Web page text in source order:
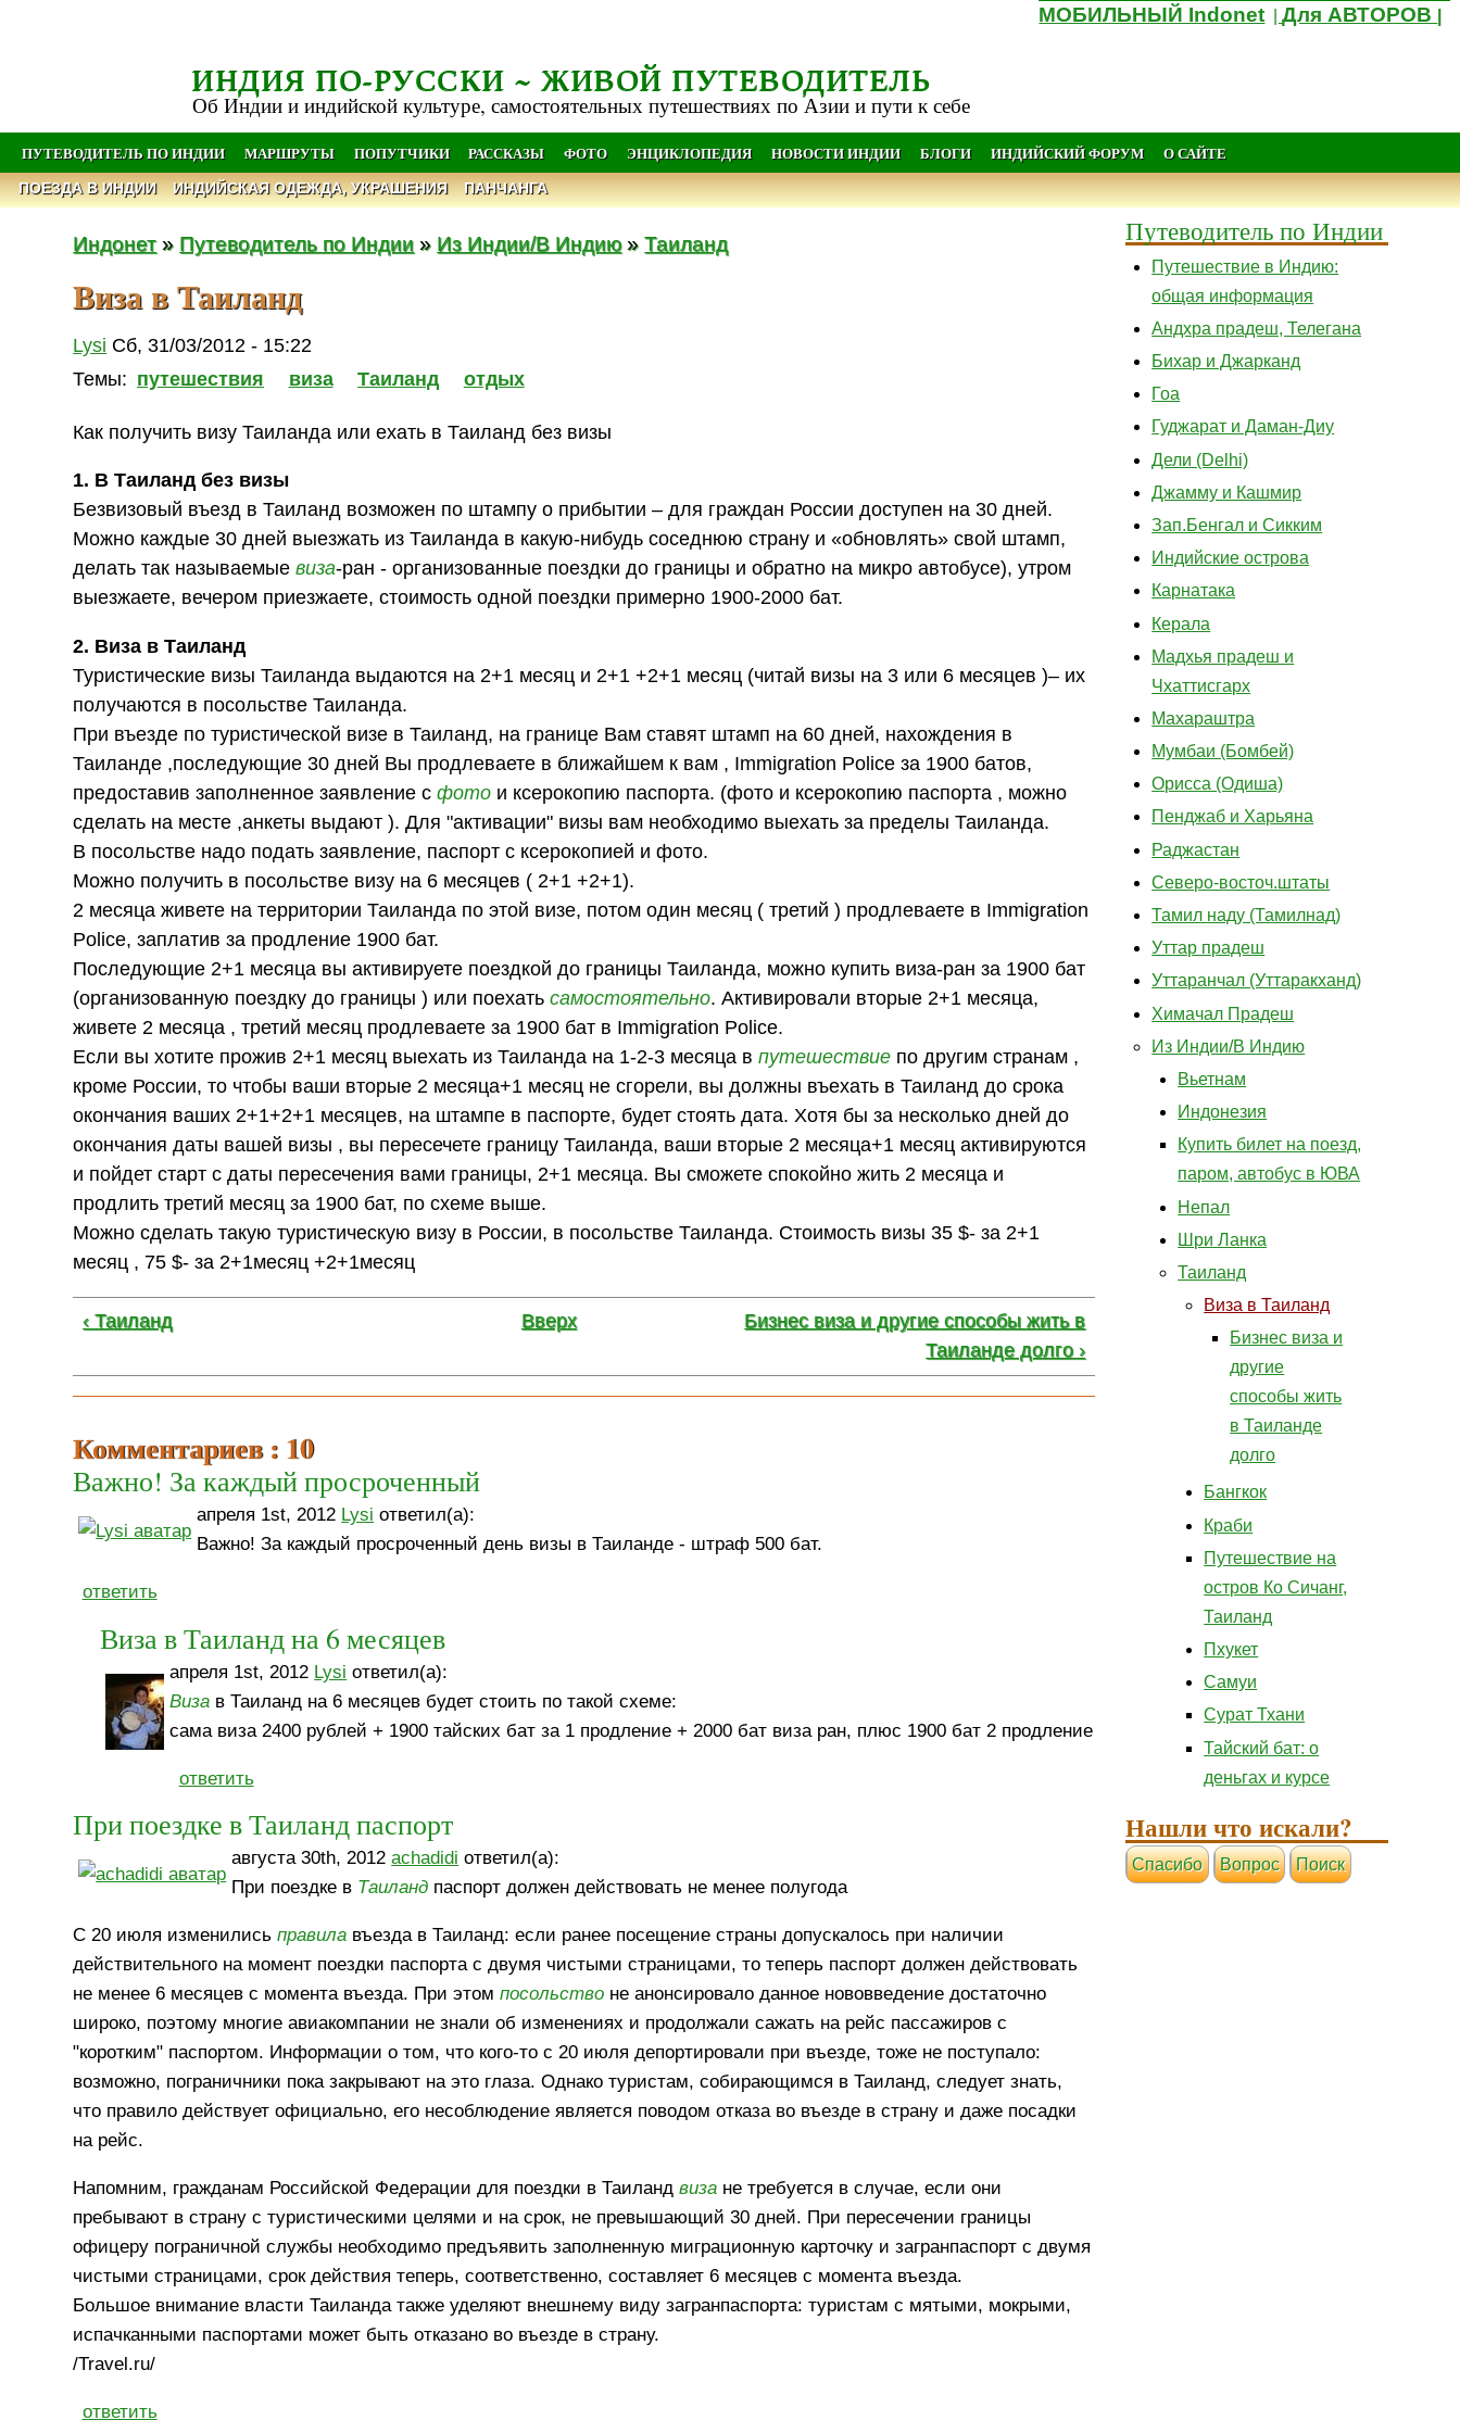
МОБИЛЬНЫЙ Indonet |Для АВТОРОВ
ИНДИЯ ПО-РУССКИ ~ ЖИВОЙ ПУТЕВОДИТЕЛЬ
Об Индии и индийской культуре, самостоятельных путешествиях по Азии и пути к себе
ПУТЕВОДИТЕЛЬ ПО ИНДИИ МАРШРУТЫ ПОПУТЧИКИ РАССКАЗЫ ФОТО ЭНЦИКЛОПЕДИЯ НОВОСТИ ИНДИИ БЛОГИ ИНДИЙСКИЙ ФОРУМ О САЙТЕ
ПОЕЗДА В ИНДИИ ИНДИЙСКАЯ ОДЕЖДА, УКРАШЕНИЯ ПАНЧАНГА
Индонет» Путеводитель по Индии » Из Индии/В Индию»Таиланд
Виза в Таиланд
Lysi Сб, 31/03/2012 - 15:22
Темы: путешествия виза Таиланд отдых
Как получить визу Таиланда или ехать в Таиланд без визы
1. В Таиланд без визы
Безвизовый въезд в Таиланд возможен по штампу о прибытии – для граждан России доступен на 30 дней.
Можно каждые 30 дней выезжать из Таиланда в какую-нибудь соседнюю страну и «обновлять» свой штамп,
делать так называемыевиза-ран - организованные поездки до границы и обратно на микро автобусе), утром
выезжаете, вечером приезжаете, стоимость одной поездки примерно 1900-2000 бат.
2. Виза в Таиланд
Туристические визы Таиланда выдаются на 2+1 месяц и 2+1 +2+1 месяц (читай визы на 3 или 6 месяцев )– их
получаются в посольстве Таиланда.
При въезде по туристической визе в Таиланд, на границе Вам ставят штамп на 60 дней, нахождения в
Таиланде ,последующие 30 дней Вы продлеваете в ближайшем к вам , Immigration Police за 1900 батов,
предоставив заполненное заявление сфото и ксерокопию паспорта. (фото и ксерокопию паспорта , можно
сделать на месте ,анкеты выдают ). Для "активации" визы вам необходимо выехать за пределы Таиланда.
В посольстве надо подать заявление, паспорт с ксерокопией и фото.
Можно получить в посольстве визу на 6 месяцев ( 2+1 +2+1).
2 месяца живете на территории Таиланда по этой визе, потом один месяц ( третий ) продлеваете в Immigration
Police, заплатив за продление 1900 бат.
Последующие 2+1 месяца вы активируете поездкой до границы Таиланда, можно купить виза-ран за 1900 бат
(организованную поездку до границы ) или поехатьсамостоятельно. Активировали вторые 2+1 месяца,
живете 2 месяца , третий месяц продлеваете за 1900 бат в Immigration Police.
Если вы хотите прожив 2+1 месяц выехать из Таиланда на 1-2-3 месяца впутешествие по другим странам ,
кроме России, то чтобы ваши вторые 2 месяца+1 месяц не сгорели, вы должны въехать в Таиланд до срока
окончания ваших 2+1+2+1 месяцев, на штампе в паспорте, будет стоять дата. Хотя бы за несколько дней до
окончания даты вашей визы , вы пересечете границу Таиланда, ваши вторые 2 месяца+1 месяц активируются
и пойдет старт с даты пересечения вами границы, 2+1 месяца. Вы сможете спокойно жить 2 месяца и
продлить третий месяц за 1900 бат, по схеме выше.
Можно сделать такую туристическую визу в России, в посольстве Таиланда. Стоимость визы 35 $- за 2+1
месяц , 75 $- за 2+1месяц +2+1месяц
‹ Таиланд Вверх
Бизнес виза и другие способы жить в
Таиланде долго ›
Комментариев : 10
Важно! За каждый просроченный
апреля 1st, 2012 Lysi ответил(а):
Важно! За каждый просроченный день визы в Таиланде - штраф 500 бат.
ответить
Виза в Таиланд на 6 месяцев
апреля 1st, 2012 Lysi ответил(а):
Виза в Таиланд на 6 месяцев будет стоить по такой схеме:
сама виза 2400 рублей + 1900 тайских бат за 1 продление + 2000 бат виза ран, плюс 1900 бат 2 продление
ответить
При поездке в Таиланд паспорт
августа 30th, 2012achadidi ответил(а):
При поездке в Таиланд паспорт должен действовать не менее полугода
С 20 июля изменилисьправила въезда в Таиланд: если ранее посещение страны допускалось при наличии
действительного на момент поездки паспорта с двумя чистыми страницами, то теперь паспорт должен действовать
не менее 6 месяцев с момента въезда. При этомпосольство не анонсировало данное нововведение достаточно
широко, поэтому многие авиакомпании не знали об изменениях и продолжали сажать на рейс пассажиров с
"коротким" паспортом. Информации о том, что кого-то с 20 июля депортировали при въезде, тоже не поступало:
возможно, пограничники пока закрывают на это глаза. Однако туристам, собирающимся в Таиланд, следует знать,
что правило действует официально, его несоблюдение является поводом отказа во въезде в страну и даже посадки
на рейс.
Напомним, гражданам Российской Федерации для поездки в Таиландвиза не требуется в случае, если они
пребывают в страну с туристическими целями и на срок, не превышающий 30 дней. При пересечении границы
офицеру пограничной службы необходимо предъявить заполненную миграционную карточку и загранпаспорт с двумя
чистыми страницами, срок действия теперь, соответственно, составляет 6 месяцев с момента въезда.
Большое внимание власти Таиланда также уделяют внешнему виду загранпаспорта: туристам с мятыми, мокрыми,
испачканными паспортами может быть отказано во въезде в страну.
/Travel.ru/
ответить
Путеводитель по Индии
Путешествие в Индию:
общая информация
Андхра прадеш, Телегана
Бихар и Джарканд
Гоа
Гуджарат и Даман-Диу
Дели (Delhi)
Джамму и Кашмир
Зап.Бенгал и Сикким
Индийские острова
Карнатака
Керала
Мадхья прадеш и
Чхаттисгарх
Махараштра
Мумбаи (Бомбей)
Орисса (Одиша)
Пенджаб и Харьяна
Раджастан
Северо-восточ.штаты
Тамил наду (Тамилнад)
Уттар прадеш
Уттаранчал (Уттаракханд)
Химачал Прадеш
Из Индии/В Индию
Вьетнам
Индонезия
Купить билет на поезд,
паром, автобус в ЮВА
Непал
Шри Ланка
Таиланд
Виза в Таиланд
Бизнес виза и
другие
способы жить
в Таиланде
долго
Бангкок
Краби
Путешествие на
остров Ко Сичанг,
Таиланд
Пхукет
Самуи
Сурат Тхани
Тайский бат: о
деньгах и курсе
Нашли что искали?
Cпасибо Вопрос Поиск